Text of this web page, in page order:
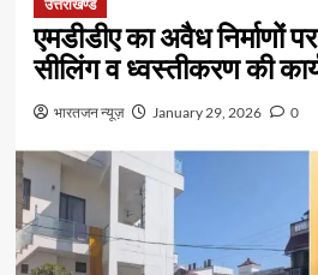
उत्तराखण्ड
एमडीडीए का अवैध निर्माणों
सीलिंग व ध्वस्तीकरण की
भारतजन न्यूज़ January 29, 2026 0